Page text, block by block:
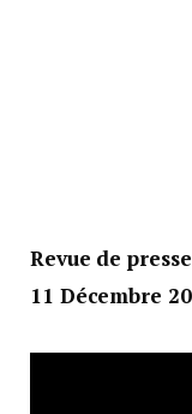
Revue de
11 Décembre